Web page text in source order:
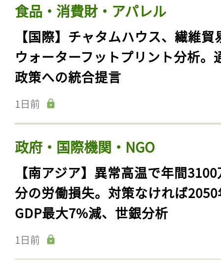
食品・消費財・アパレル
【国際】チャタムハウス、繊維貿
ウォーターフットプリント分析。
政策への統合提言
1日前
政府・国際機関・NGO
【南アジア】異常高温で年間
分の労働損失。対策なければ
GDP最大7%減、世銀分析
1日前